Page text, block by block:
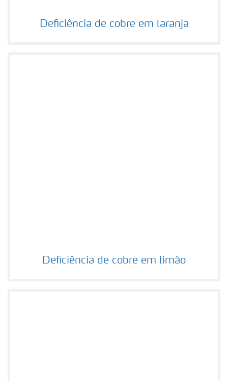
Deficiência de cobre em laranja
Deficiência de cobre em laranja
Deficiência de cobre em limão
Deficiência de cobre em limão